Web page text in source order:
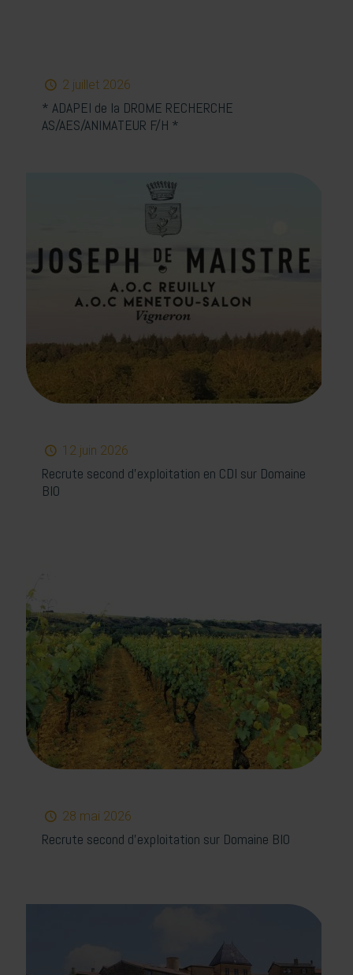
2 juillet 2026
* ADAPEI de la DROME RECHERCHE
AS/AES/ANIMATEUR F/H *
12 juin 2026
Recrute second d’exploitation en CDI sur Domaine
BIO
28 mai 2026
Recrute second d’exploitation sur Domaine BIO